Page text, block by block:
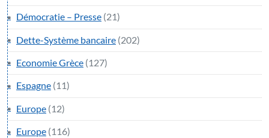
Démocratie – Presse (21)
Dette-Système bancaire (202)
Economie Grèce (127)
Espagne (11)
Europe (12)
Europe (116)